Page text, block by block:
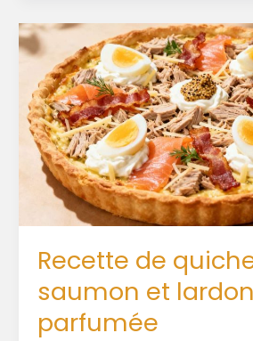
Recette de
saumon et
parfumée